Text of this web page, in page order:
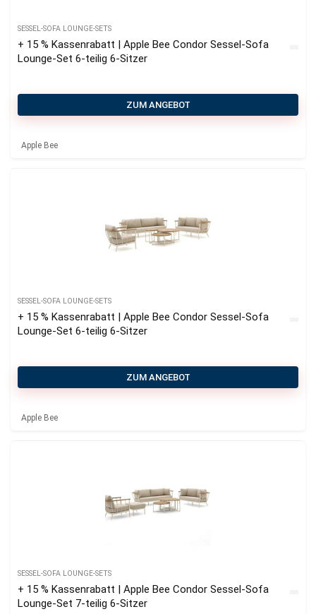
SESSEL-SOFA LOUNGE-SETS
+ 15 % Kassenrabatt | Apple Bee Condor Sessel-Sofa
Lounge-Set 6-teilig 6-Sitzer
ZUM ANGEBOT
Apple Bee
SESSEL-SOFA LOUNGE-SETS
+ 15 % Kassenrabatt | Apple Bee Condor Sessel-Sofa
Lounge-Set 6-teilig 6-Sitzer
ZUM ANGEBOT
Apple Bee
SESSEL-SOFA LOUNGE-SETS
+ 15 % Kassenrabatt | Apple Bee Condor Sessel-Sofa
Lounge-Set 7-teilig 6-Sitzer